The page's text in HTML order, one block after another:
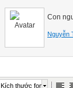
Con
Nguyễn
Kích thước font